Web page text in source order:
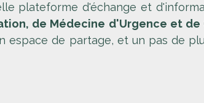
plateforme d'échange et
de Médecine d'Urgence et
espace de partage, et un pas de